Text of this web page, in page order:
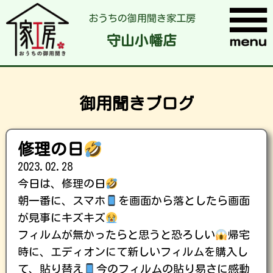
おうちの御用聞き家工房
守山小幡店
御用聞きブログ
修理の日
2023.02.28
今日は、修理の日
朝一番に、スマホ
を画面から落としたら画面
が見事にキズキズ
フィルムが無かったらと思うと恐ろしい
帰宅
時に、エディオンにて新しいフィルムを購入し
て、貼り替え
今のフィルムの貼り易さに感動